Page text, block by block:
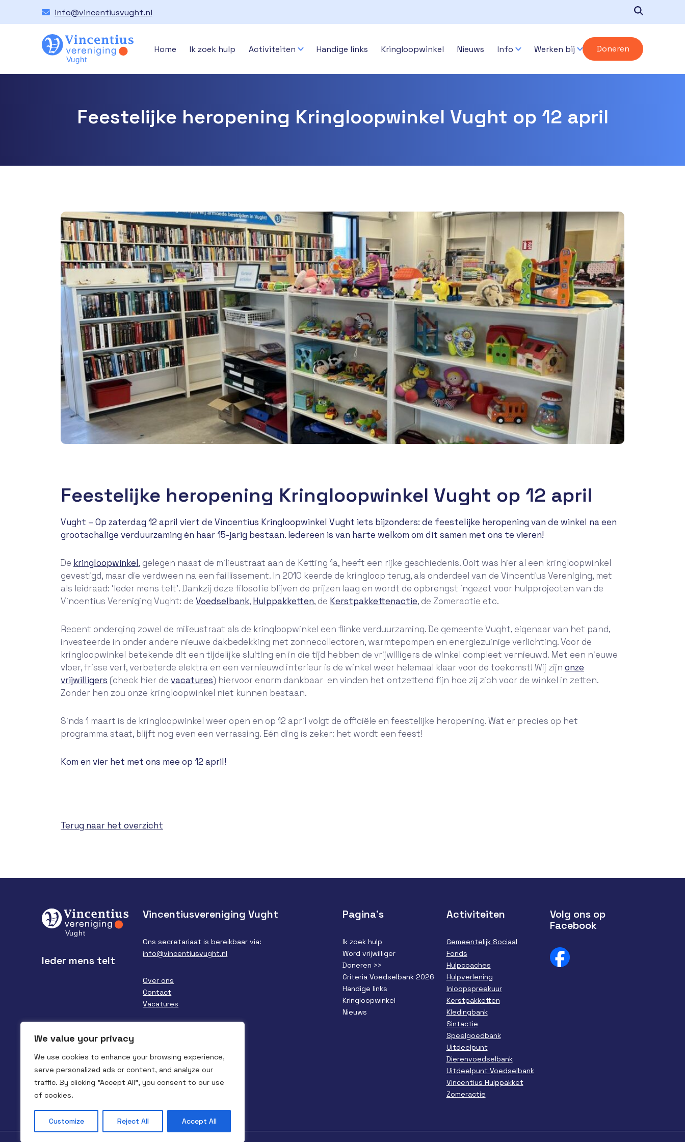
We value your privacy
We use cookies to enhance your browsing experience,
serve personalized ads or content, and analyze our
traffic. By clicking "Accept All", you consent to our use
of cookies.
Customize Reject All Accept All
info@vincentiusvught.nl
Home Ik zoek hulp Activiteiten Handige links Kringloopwinkel Nieuws Info Werken bij Doneren
Feestelijke heropening Kringloopwinkel Vught op 12 april
Feestelijke heropening Kringloopwinkel Vught op 12 april
Vught – Op zaterdag 12 april viert de Vincentius Kringloopwinkel Vught iets bijzonders: de feestelijke heropening van de winkel na een
grootschalige verduurzaming én haar 15-jarig bestaan. Iedereen is van harte welkom om dit samen met ons te vieren!
De kringloopwinkel, gelegen naast de milieustraat aan de Ketting 1a, heeft een rijke geschiedenis. Ooit was hier al een kringloopwinkel
gevestigd, maar die verdween na een faillissement. In 2010 keerde de kringloop terug, als onderdeel van de Vincentius Vereniging, met
als leidraad: ‘Ieder mens telt’. Dankzij deze filosofie blijven de prijzen laag en wordt de opbrengst ingezet voor hulpprojecten van de
Vincentius Vereniging Vught: de Voedselbank, Hulppakketten, de Kerstpakkettenactie, de Zomeractie etc.
Recent onderging zowel de milieustraat als de kringloopwinkel een flinke verduurzaming. De gemeente Vught, eigenaar van het pand,
investeerde in onder andere nieuwe dakbedekking met zonnecollectoren, warmtepompen en energiezuinige verlichting. Voor de
kringloopwinkel betekende dit een tijdelijke sluiting en in die tijd hebben de vrijwilligers de winkel compleet vernieuwd. Met een nieuwe
vloer, frisse verf, verbeterde elektra en een vernieuwd interieur is de winkel weer helemaal klaar voor de toekomst! Wij zijn onze
vrijwilligers (check hier de vacatures) hiervoor enorm dankbaar en vinden het ontzettend fijn hoe zij zich voor de winkel in zetten.
Zonder hen zou onze kringloopwinkel niet kunnen bestaan.
Sinds 1 maart is de kringloopwinkel weer open en op 12 april volgt de officiële en feestelijke heropening. Wat er precies op het
programma staat, blijft nog even een verrassing. Eén ding is zeker: het wordt een feest!
Kom en vier het met ons mee op 12 april!
Terug naar het overzicht
Ieder mens telt
Vincentiusvereniging Vught
Ons secretariaat is bereikbaar via:
info@vincentiusvught.nl
Over ons
Contact
Vacatures
Pagina’s
Ik zoek hulp
Word vrijwilliger
Doneren >>
Criteria Voedselbank 2026
Handige links
Kringloopwinkel
Nieuws
Activiteiten
Gemeentelijk Sociaal
Fonds
Hulpcoaches
Hulpverlening
Inloopspreekuur
Kerstpakketten
Kledingbank
Sintactie
Speelgoedbank
Uitdeelpunt
Dierenvoedselbank
Uitdeelpunt Voedselbank
Vincentius Hulppakket
Zomeractie
Volg ons op
Facebook